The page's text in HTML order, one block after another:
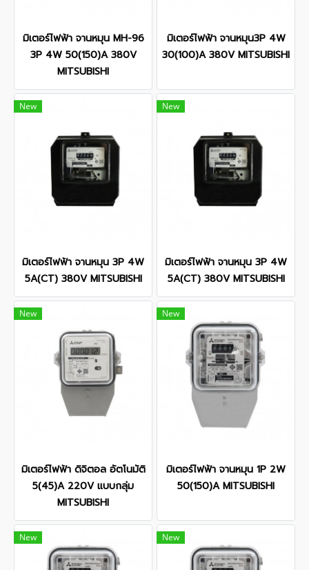
มิเตอร์ไฟฟ้า จานหมุน MH-96
3P 4W 50(150)A 380V
MITSUBISHI
มิเตอร์ไฟฟ้า จานหมุน3P 4W
30(100)A 380V MITSUBISHI
New
มิเตอร์ไฟฟ้า จานหมุน 3P 4W
5A(CT) 380V MITSUBISHI
New
มิเตอร์ไฟฟ้า จานหมุน 3P 4W
5A(CT) 380V MITSUBISHI
New
มิเตอร์ไฟฟ้า ดิจิตอล อัตโนมัติ
5(45)A 220V แบบกลุ่ม
MITSUBISHI
New
มิเตอร์ไฟฟ้า จานหมุน 1P 2W
50(150)A MITSUBISHI
New New